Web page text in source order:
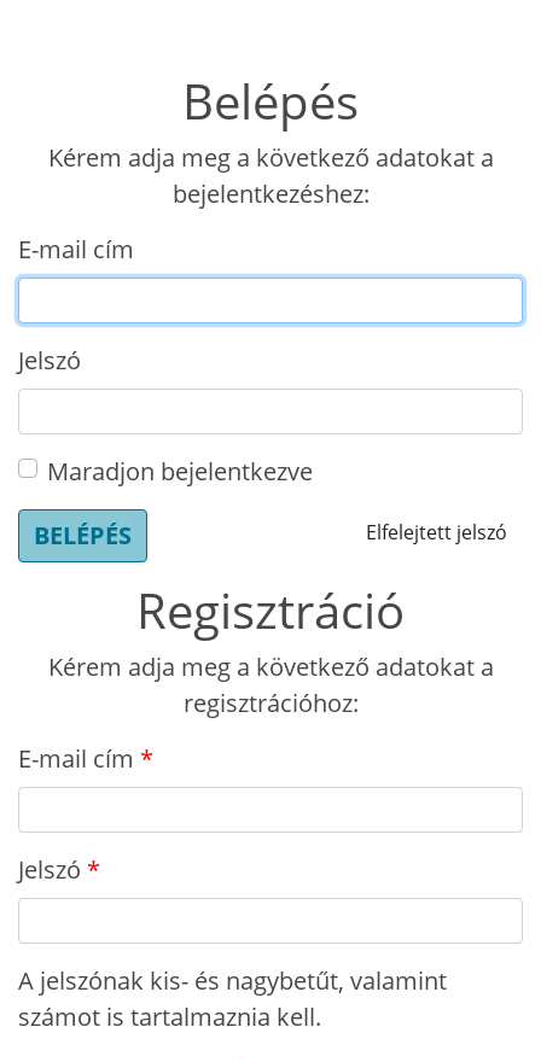
Belépés
Kérem adja meg a következő adatokat a
bejelentkezéshez:
E-mail cím
Jelszó
Maradjon bejelentkezve
BELÉPÉS
Elfelejtett jelszó
Regisztráció
Kérem adja meg a következő adatokat a
regisztrációhoz:
E-mail cím
Jelszó
A jelszónak kis- és nagybetűt, valamint
számot is tartalmaznia kell.